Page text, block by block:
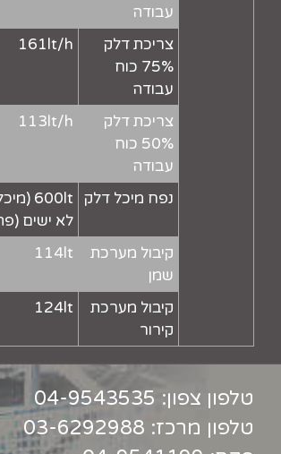
עבודה
צריכת דלק
75% כוח
עבודה
161lt/h
צריכת דלק
50% כוח
עבודה
113lt/h
נפח מיכל דלק
600lt (מיכל ISO20FT),
לא ישים
קיבול מערכת
שמן
114lt
קיבול מערכת
קירור
124lt
טלפון צפון: 04-9543535
טלפון מרכז: 03-6292988